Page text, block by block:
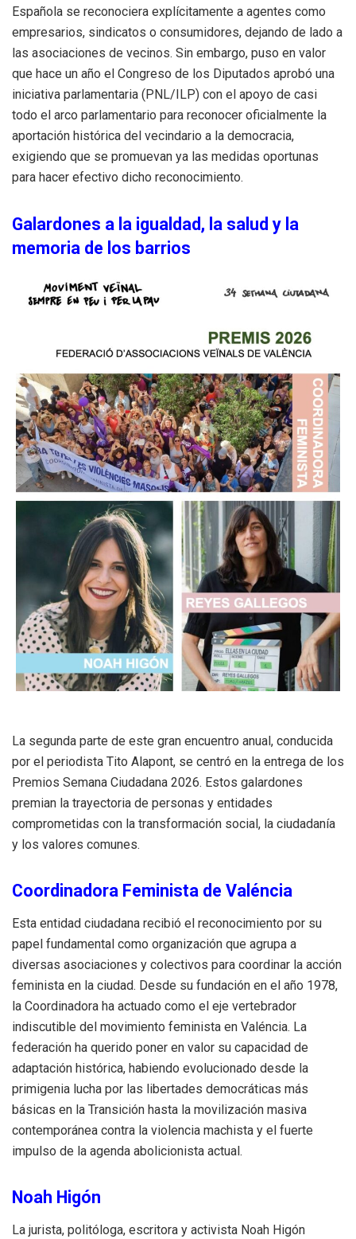
Española se reconociera explícitamente a agentes como
empresarios, sindicatos o consumidores, dejando de lado a
las asociaciones de vecinos. Sin embargo, puso en valor
que hace un año el Congreso de los Diputados aprobó una
iniciativa parlamentaria (PNL/ILP) con el apoyo de casi
todo el arco parlamentario para reconocer oficialmente la
aportación histórica del vecindario a la democracia,
exigiendo que se promuevan ya las medidas oportunas
para hacer efectivo dicho reconocimiento.
Galardones a la igualdad, la salud y la
memoria de los barrios
La segunda parte de este gran encuentro anual, conducida
por el periodista Tito Alapont, se centró en la entrega de los
Premios Semana Ciudadana 2026. Estos galardones
premian la trayectoria de personas y entidades
comprometidas con la transformación social, la ciudadanía
y los valores comunes.
Coordinadora Feminista de Valéncia
Esta entidad ciudadana recibió el reconocimiento por su
papel fundamental como organización que agrupa a
diversas asociaciones y colectivos para coordinar la acción
feminista en la ciudad. Desde su fundación en el año 1978,
la Coordinadora ha actuado como el eje vertebrador
indiscutible del movimiento feminista en Valéncia. La
federación ha querido poner en valor su capacidad de
adaptación histórica, habiendo evolucionado desde la
primigenia lucha por las libertades democráticas más
básicas en la Transición hasta la movilización masiva
contemporánea contra la violencia machista y el fuerte
impulso de la agenda abolicionista actual.
Noah Higón
La jurista, politóloga, escritora y activista Noah Higón